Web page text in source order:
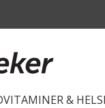
VITAMINER &